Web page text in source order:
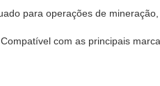
para operações de
com as principais